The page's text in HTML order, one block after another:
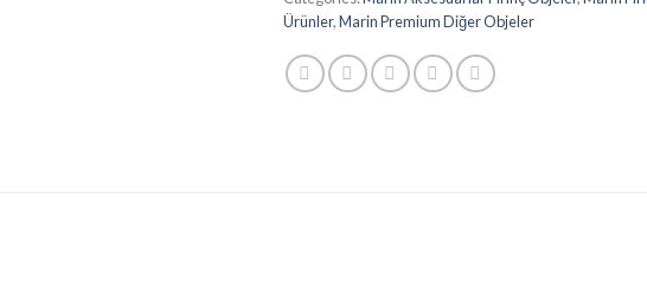
Ürünler,Marin Premium Diğer Objeler